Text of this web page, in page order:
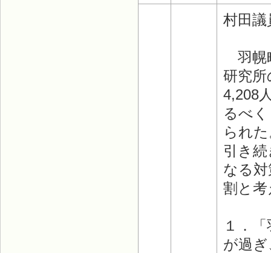
村田
羽幌
研究
4,208
るべ
られ
引き
なる
割と
１．
が過